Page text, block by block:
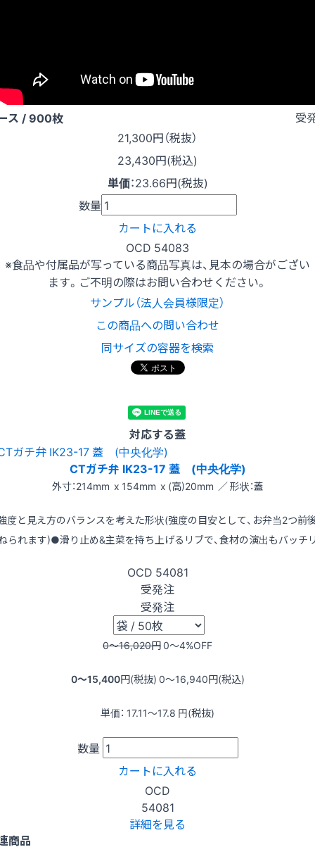
ス / 900枚
受
21,300円（税抜）
23,430円(税込)
単価：23.66円(税抜)
数量
カートに入れる
OCD 54083
※食品や付属品が写っている商品写真は、見本の場合がござい
ます。ご不明の際はお問い合わせください。
サンプル（法人会員様限定）
この商品への問い合わせ
同サイズの容器を検索
対応する蓋
CTガチ弁 IK23-17 蓋 (中央化学)
外寸：214mm x 154mm x (高)20mm ／ 形状：蓋
度と見え方のバランスを考えた形状(強度の目安として、お弁当2つ前
られます)●滑り止め&主菜を持ち上げるリブで、食材の演出もバッチ
OCD 54081
受発注
受発注
0〜16,020円0〜4%OFF
0〜15,400円(税抜) 0〜16,940円(税込)
単価： 17.11〜17.8 円(税抜)
数量
カートに入れる
OCD
54081
詳細を見る
商品